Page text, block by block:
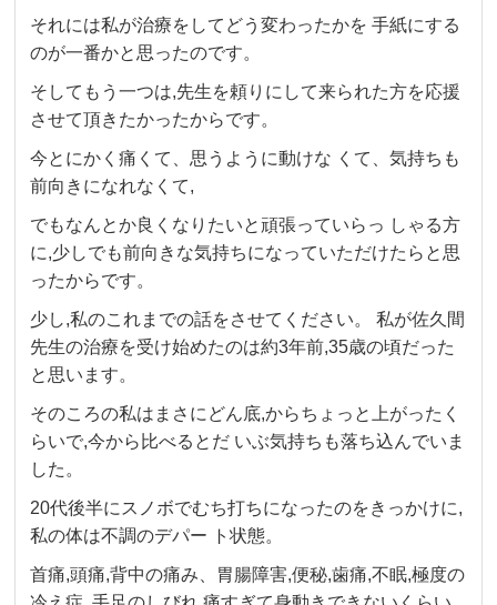
それには私が治療をしてどう変わったかを 手紙にする
のが一番かと思ったのです。
そしてもう一つは,先生を頼りにして来られた方を応援
させて頂きたかったからです。
今とにかく痛くて、思うように動けな くて、気持ちも
前向きになれなくて,
でもなんとか良くなりたいと頑張っていらっ しゃる方
に,少しでも前向きな気持ちになっていただけたらと思
ったからです。
少し,私のこれまでの話をさせてください。 私が佐久間
先生の治療を受け始めたのは約3年前,35歳の頃だった
と思います。
そのころの私はまさにどん底,からちょっと上がったく
らいで,今から比べるとだ いぶ気持ちも落ち込んでいま
した。
20代後半にスノボでむち打ちになったのをきっかけに,
私の体は不調のデパー ト状態。
首痛,頭痛,背中の痛み、胃腸障害,便秘,歯痛,不眠,極度の